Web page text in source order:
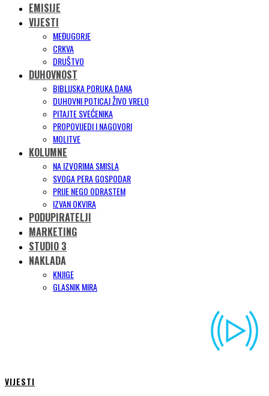
EMISIJE
VIJESTI
MEĐUGORJE
CRKVA
DRUŠTVO
DUHOVNOST
BIBLIJSKA PORUKA DANA
DUHOVNI POTICAJ ŽIVO VRELO
PITAJTE SVEĆENIKA
PROPOVIJEDI I NAGOVORI
MOLITVE
KOLUMNE
NA IZVORIMA SMISLA
SVOGA PERA GOSPODAR
PRIJE NEGO ODRASTEM
IZVAN OKVIRA
PODUPIRATELJI
MARKETING
STUDIO 3
NAKLADA
KNJIGE
GLASNIK MIRA
VIJESTI